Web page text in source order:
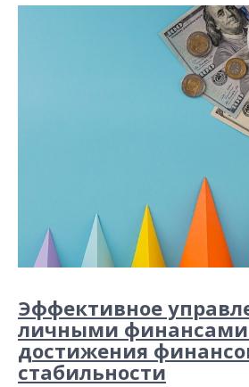
Эффективное
личными
достижения
стабильности